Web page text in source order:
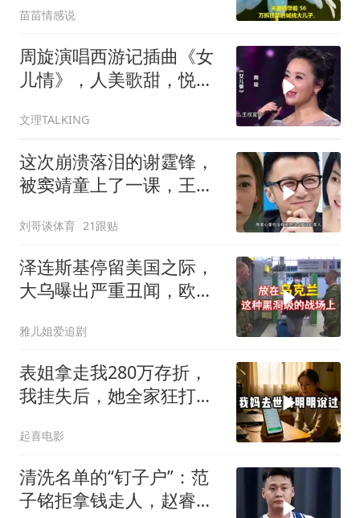
苗苗情感说
周旋演唱西游记插曲《女
儿情》，人美歌甜，悦耳
文理TALKING
这次崩溃落泪的谢霆锋，
被窦靖童上了一课，王菲
刘哥谈体育 21跟贴
泽连斯基停留美国之际，
大乌曝出严重丑闻，欧洲
雅儿姐爱追剧
表姐拿走我280万存折，
我挂失后，她全家狂打
起喜电影
清洗名单的“钉子户”：范
子铭拒拿钱走人，赵睿亲